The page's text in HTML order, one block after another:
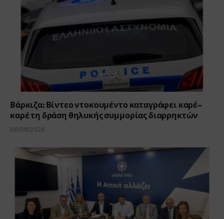
Βάρκιζα: Βίντεο ντοκουμέντο καταγράφει καρέ-
καρέ τη δράση θηλυκής συμμορίας διαρρηκτών
06/08/2026